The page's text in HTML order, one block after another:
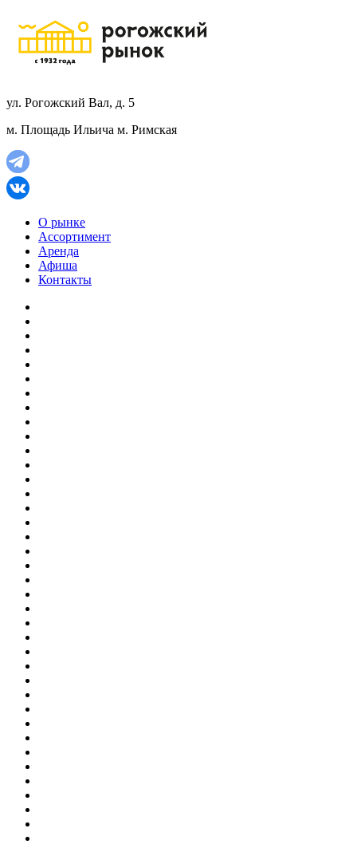
ул. Рогожский Вал, д. 5
м. Площадь Ильича м. Римская
О рынке
Ассортимент
Аренда
Афиша
Контакты